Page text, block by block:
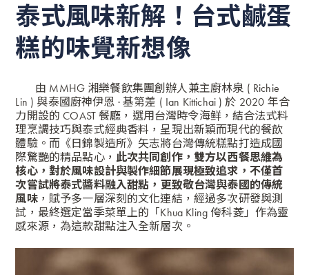
泰式風味新解！台式鹹蛋
糕的味覺新想像
由 MMHG 湘樂餐飲集團創辦人兼主廚林泉 ( Richie
Lin ) 與泰國廚神伊恩 · 基第差 ( Ian Kittichai ) 於 2020 年合
力開設的 COAST 餐廳，選用台灣時令海鲜，結合法式料
理烹調技巧與泰式經典香料，呈現出新穎而現代的餐飲
體驗。而《日錦製造所》矢志將台灣傳統糕點打造成國
際驚艷的精品點心， 此次共同創作，雙方以西餐思維為
核心，對於風味設計與製作細節展現極致追求，不僅首
次嘗試將泰式醬料融入甜點， 更致敬台灣與泰國的傳統
風味，賦予多一層深刻的文化連結，經過多次研發與測
試，最終選定當季菜單上的「Khua Kling 侉科菱」作為靈
感來源，為這款甜點注入全新層次。